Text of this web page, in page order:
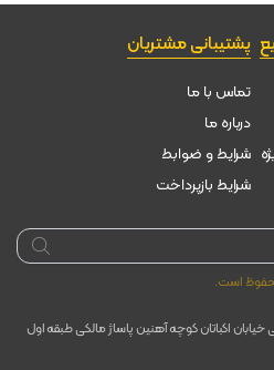
پشتیبانی مشتریان
تماس با ما
درباره ما
شرایط و ضوابط
شرایط بازپرداخت
است.
اکباتان کوچه آهنین پاساژ مالکی طبقه اول